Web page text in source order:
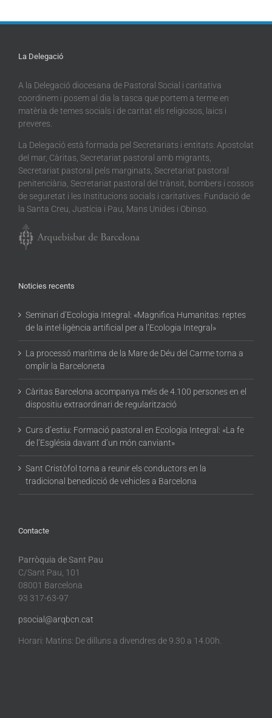
La Delegació
A la Delegació diocesana de Pastoral Social i caritativa
coordinem i posem al dia la tasca que portem a terme en
matèria de temes socials i de caritat els religiosos, laics i
preveres.
La Delegació està formada pel Secretariats i entitats: Apostolat
del mar, Càritas, Secretariat pastoral amb migrants,
Secretariat pastoral pels marginats, Secretariat pastoral
penitenciària, Secretariat pastoral del trànsit, bombers i cossos
de seguretat i les Institucions socials i caritatives: Fundació de
la Santa Creu, Justícia i Pau, Mans Unides i Obinso.
Noticies recents
Seminari d’Ecologia Integral: «Magnifica Humanitas: reptes
de la intel·ligència artificial per a l’Ecologia Integral»
La processó marítima de la Mare de Déu del Carme torna a
omplir la Barceloneta
Càritas Barcelona acompanya més de 4.100 persones en el
dispositiu extraordinari de regularització
Curs d’estiu: Formació pastoral en Ecologia Integral: «La fe
de l’Església davant d’un món canviant»
Sant Cristòfol torna a reunir els conductors en la
tradicional benedicció de vehicles a Barcelona
Contacte
Parròquia de Sant Pau
C/Sant Pau, 101
08001 Barcelona
93 317-63-97
psocial@arqbcn.cat
Horari: Matins: De dilluns a divendres de 9.30 a 14.00h.